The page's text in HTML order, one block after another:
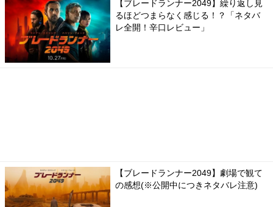
【ブレードランナー2049】繰り返し見
るほどつまらなく感じる！？「ネタバ
レ全開！辛口レビュー」
【ブレードランナー2049】劇場で観て
の感想(※公開中につきネタバレ注意)